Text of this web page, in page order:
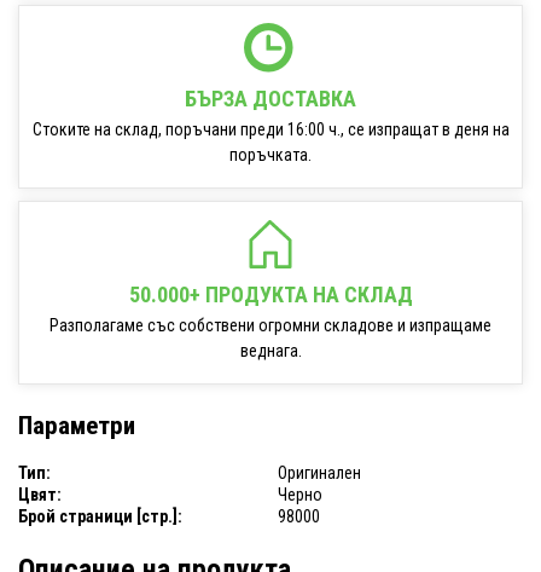
БЪРЗА ДОСТАВКА
Стоките на склад, поръчани преди 16:00 ч., се изпращат в деня на
поръчката.
50.000+ ПРОДУКТА НА СКЛАД
Разполагаме със собствени огромни складове и изпращаме
веднага.
Параметри
Тип:
Оригинален
Цвят:
Черно
Брой страници [стр.]:
98000